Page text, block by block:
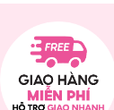
hiệu quả làm
gây mụn.
cảm.